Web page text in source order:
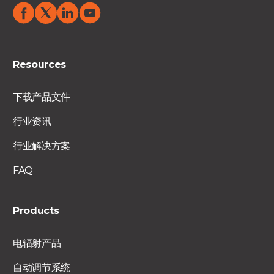
Resources
下载产品文件
行业资讯
行业解决方案
FAQ
Products
电辐射产品
自动调节系统